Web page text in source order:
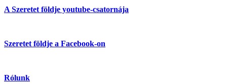
A Szeretet földje youtube-csatornája
Szeretet földje a Facebook-on
Rólunk